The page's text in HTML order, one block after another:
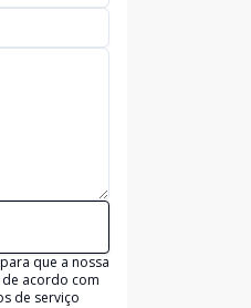
que a nossa
acordo com
de serviço